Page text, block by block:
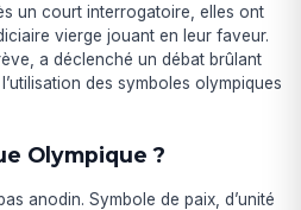
un court interrogatoire, elles ont
vierge jouant en leur faveur.
a déclenché un débat brûlant
des symboles olympiques
Olympique ?
anodin. Symbole de paix, d’unité